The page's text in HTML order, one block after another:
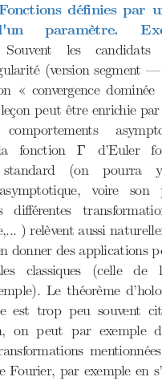
définies par
paramètre.
Souvent les candidats
(version segment
« convergence
peut être enrichie par
fonctionΓ
Γ
d’Euler
standard (on
voire son
différentes
) relèvent aussi
donner des applications
classiques (celle de
Le théorème
est trop peu souvent
on peut par exemple
Fourier, par exemple en